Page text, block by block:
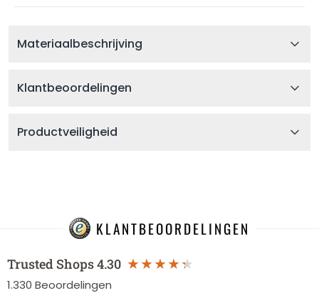
Materiaalbeschrijving
Klantbeoordelingen
Productveiligheid
KLANTBEOORDELINGEN
Trusted Shops4.30
1.330 Beoordelingen